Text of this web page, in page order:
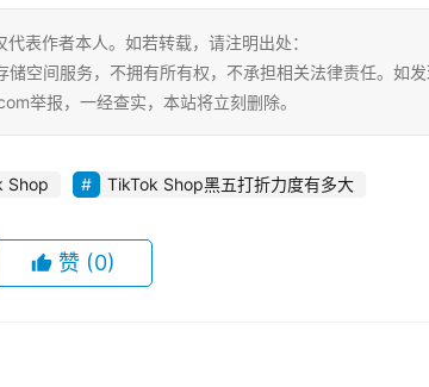
表作者本人。如若转载，请注明出处：
空间服务，不拥有所有权，不承担相关法律责任。如发
举报，一经查实，本站将立刻删除。
Shop TikTok Shop黑五打折力度有多大
赞 (0)